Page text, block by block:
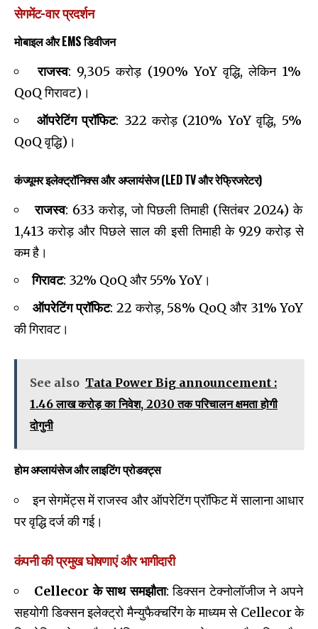
सेगमेंट-वार प्रदर्शन
मोबाइल और EMS डिवीजन
राजस्व: ₹9,305 करोड़ (190% YoY वृद्धि, लेकिन 1%
QoQ गिरावट)।
ऑपरेटिंग प्रॉफिट: ₹322 करोड़ (210% YoY वृद्धि, 5%
QoQ वृद्धि)।
कंज्यूमर इलेक्ट्रॉनिक्स और अप्लायंसेज (LED TV और रेफ्रिजरेटर)
राजस्व: ₹633 करोड़, जो पिछली तिमाही (सितंबर 2024) के
₹1,413 करोड़ और पिछले साल की इसी तिमाही के ₹929 करोड़ से
कम है।
गिरावट: 32% QoQ और 55% YoY।
ऑपरेटिंग प्रॉफिट: ₹22 करोड़, 58% QoQ और 31% YoY
की गिरावट।
See also Tata Power Big announcement :
₹1.46 लाख करोड़ का निवेश, 2030 तक परिचालन क्षमता होगी
दोगुनी
होम अप्लायंसेज और लाइटिंग प्रोडक्ट्स
इन सेगमेंट्स में राजस्व और ऑपरेटिंग प्रॉफिट में सालाना आधार
पर वृद्धि दर्ज की गई।
कंपनी की प्रमुख घोषणाएं और भागीदारी
Cellecor के साथ समझौता: डिक्सन टेक्नोलॉजीज ने अपने
सहयोगी डिक्सन इलेक्ट्रो मैन्युफैक्चरिंग के माध्यम से Cellecor के